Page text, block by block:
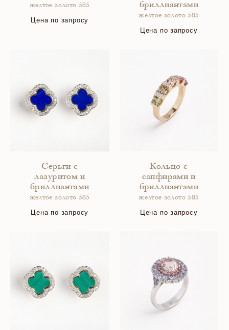
желтое золото 585
Цена по запросу
бриллиантами
желтое золото 585
Цена по запросу
Серьги с
лазуритом и
бриллиантами
желтое золото 585
Цена по запросу
Кольцо с
сапфирами и
бриллиантами
желтое золото 585
Цена по запросу